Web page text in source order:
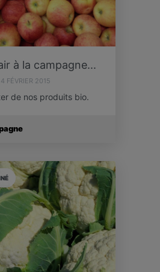
à la campagne...
4 FÉVRIER 2015
de nos produits bio.